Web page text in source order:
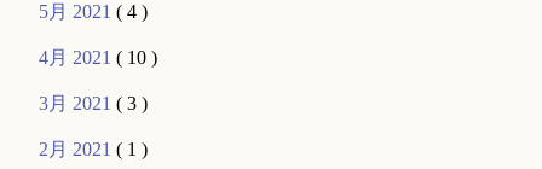
5月 2021( 4 )
4月 2021( 10 )
3月 2021( 3 )
2月 2021( 1 )